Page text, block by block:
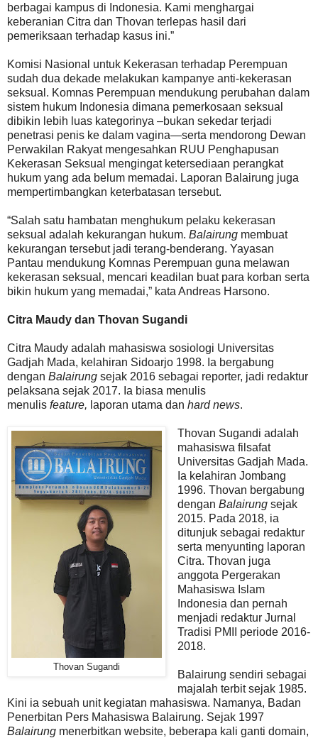
berbagai kampus di Indonesia. Kami menghargai
keberanian Citra dan Thovan terlepas hasil dari
pemeriksaan terhadap kasus ini.”
Komisi Nasional untuk Kekerasan terhadap Perempuan
sudah dua dekade melakukan kampanye anti-kekerasan
seksual. Komnas Perempuan mendukung perubahan dalam
sistem hukum Indonesia dimana pemerkosaan seksual
dibikin lebih luas kategorinya –bukan sekedar terjadi
penetrasi penis ke dalam vagina—serta mendorong Dewan
Perwakilan Rakyat mengesahkan RUU Penghapusan
Kekerasan Seksual mengingat ketersediaan perangkat
hukum yang ada belum memadai. Laporan Balairung juga
mempertimbangkan keterbatasan tersebut.
“Salah satu hambatan menghukum pelaku kekerasan
seksual adalah kekurangan hukum. Balairung membuat
kekurangan tersebut jadi terang-benderang. Yayasan
Pantau mendukung Komnas Perempuan guna melawan
kekerasan seksual, mencari keadilan buat para korban serta
bikin hukum yang memadai,” kata Andreas Harsono.
Citra Maudy dan Thovan Sugandi
Citra Maudy adalah mahasiswa sosiologi Universitas
Gadjah Mada, kelahiran Sidoarjo 1998. Ia bergabung
dengan Balairung sejak 2016 sebagai reporter, jadi redaktur
pelaksana sejak 2017. Ia biasa menulis
menulis feature, laporan utama dan hard news.
Thovan Sugandi
Thovan Sugandi adalah
mahasiswa filsafat
Universitas Gadjah Mada.
Ia kelahiran Jombang
1996. Thovan bergabung
dengan Balairungsejak
2015. Pada 2018, ia
ditunjuk sebagai redaktur
serta menyunting laporan
Citra. Thovan juga
anggota Pergerakan
Mahasiswa Islam
Indonesia dan pernah
menjadi redaktur Jurnal
Tradisi PMII periode 2016-
2018.
Balairung sendiri sebagai
majalah terbit sejak 1985.
Kini ia sebuah unit kegiatan mahasiswa. Namanya, Badan
Penerbitan Pers Mahasiswa Balairung. Sejak 1997
Balairung menerbitkan website, beberapa kali ganti domain,